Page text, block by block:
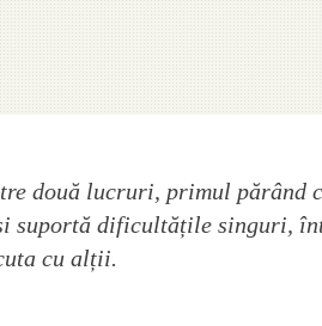
două lucruri, primul părând
suportă dificultățile singuri,
cu alții.